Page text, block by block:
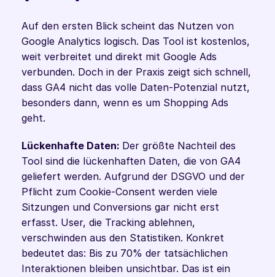
Auf den ersten Blick scheint das Nutzen von
Google Analytics logisch. Das Tool ist kostenlos,
weit verbreitet und direkt mit Google Ads
verbunden. Doch in der Praxis zeigt sich schnell,
dass GA4 nicht das volle Daten-Potenzial nutzt,
besonders dann, wenn es um Shopping Ads
geht.
Lückenhafte Daten: Der größte Nachteil des
Tool sind die lückenhaften Daten, die von GA4
geliefert werden. Aufgrund der DSGVO und der
Pflicht zum Cookie-Consent werden viele
Sitzungen und Conversions gar nicht erst
erfasst. User, die Tracking ablehnen,
verschwinden aus den Statistiken. Konkret
bedeutet das: Bis zu 70% der tatsächlichen
Interaktionen bleiben unsichtbar. Das ist ein